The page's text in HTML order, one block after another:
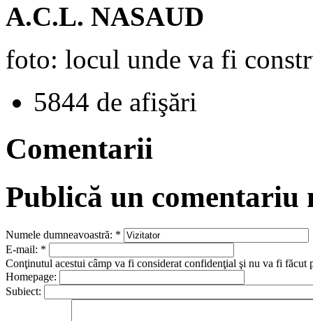
A.C.L. NASAUD
foto: locul unde va fi
5844 de afişări
Comentarii
Publică un comentariu
Numele dumneavoastră: *
E-mail: *
Conţinutul acestui câmp va fi considerat confidenţial şi nu va fi făcut
Homepage:
Subiect: